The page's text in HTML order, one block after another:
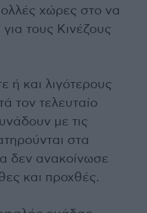
χώρες στο να
τους Κινέζους
ή και λιγότερους
τον τελευταίο
με τις
στα
δεν ανακοίνωσε
και προχθές.